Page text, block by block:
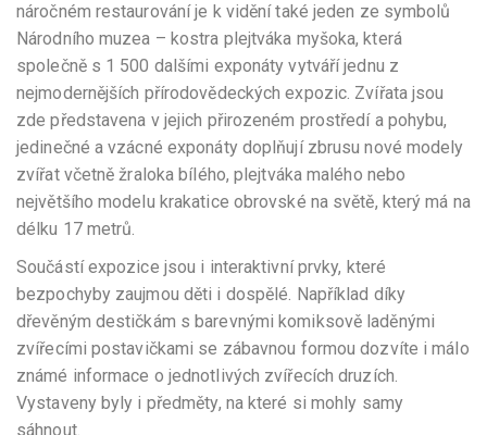
náročném restaurování je k vidění také jeden ze symbolů
Národního muzea – kostra plejtváka myšoka, která
společně s 1 500 dalšími exponáty vytváří jednu z
nejmodernějších přírodovědeckých expozic. Zvířata jsou
zde představena v jejich přirozeném prostředí a pohybu,
jedinečné a vzácné exponáty doplňují zbrusu nové modely
zvířat včetně žraloka bílého, plejtváka malého nebo
největšího modelu krakatice obrovské na světě, který má na
délku 17 metrů.
Součástí expozice jsou i interaktivní prvky, které
bezpochyby zaujmou děti i dospělé. Například díky
dřevěným destičkám s barevnými komiksově laděnými
zvířecími postavičkami se zábavnou formou dozvíte i málo
známé informace o jednotlivých zvířecích druzích.
Vystaveny byly i předměty, na které si mohly samy
sáhnout.